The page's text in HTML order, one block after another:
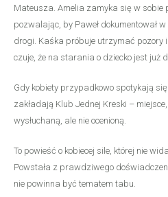
Mateusza. Amelia zamyka się w sobie
pozwalając, by Paweł dokumentował
drogi. Kaśka próbuje utrzymać pozory
czuje, że na starania o dziecko jest już
Gdy kobiety przypadkowo spotykają
zakładają Klub Jednej Kreski –
wysłuchaną, ale nie ocenioną.
To powieść o kobiecej sile, której nie
Powstała z prawdziwego
nie powinna być tematem tabu.